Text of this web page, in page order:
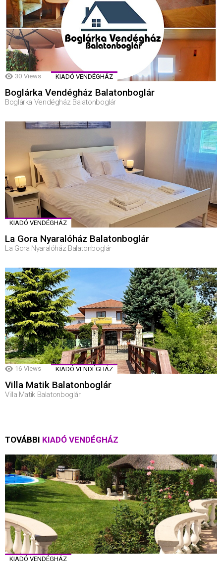
30 Views KIADÓ VENDÉGHÁZ
Boglárka Vendégház Balatonboglár
Boglárka Vendégház Balatonboglár
KIADÓ VENDÉGHÁZ
La Gora Nyaralóház Balatonboglár
La Gora Nyaralóház Balatonboglár
16 Views KIADÓ VENDÉGHÁZ
Villa Matik Balatonboglár
Villa Matik Balatonboglár
TOVÁBBI KIADÓ VENDÉGHÁZ
KIADÓ VENDÉGHÁZ